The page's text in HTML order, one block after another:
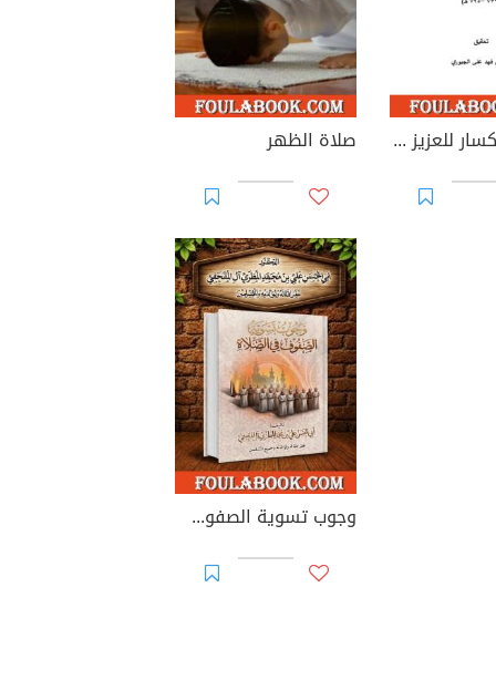
الذل والانكسار للعزيز الجبار - الخشوع في الصلاة صلاة الظهر
وجوب تسوية الصفوف في الصلاة